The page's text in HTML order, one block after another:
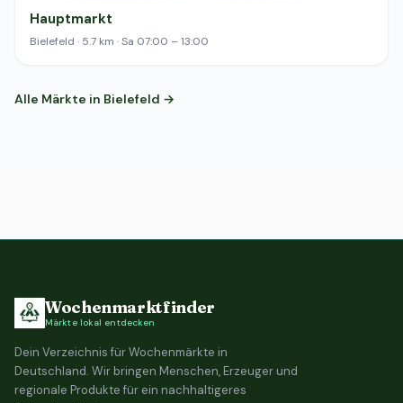
Hauptmarkt
Bielefeld · 5.7 km · Sa 07:00 – 13:00
Alle Märkte in Bielefeld →
Wochenmarktfinder
Märkte lokal entdecken
Dein Verzeichnis für Wochenmärkte in
Deutschland. Wir bringen Menschen, Erzeuger und
regionale Produkte für ein nachhaltigeres